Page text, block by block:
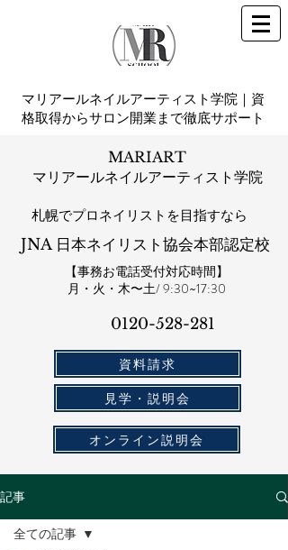
マリアールネイルアーティスト学院｜資
格取得からサロン開業まで徹底サポート
MARIART
マリアールネイルアーティスト学院
札幌​でプロネイリストを目指すなら
JNA 日本ネイリスト協会本部認定校
【事務お電話受付対応時間】
​月・火・木〜土/ 9:30~17:30
0120-528-281​
資料請求
見学・説明会
オンライン説明会
記事
全ての記事